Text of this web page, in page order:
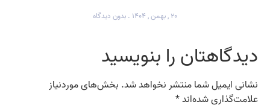
۲۰ , بهمن , ۱۴۰۴ بدون دیدگاه
دیدگاهتان را بنویسید
نشانی ایمیل شما منتشر نخواهد شد. بخش‌های موردنیاز
علامت‌گذاری شده‌اند*